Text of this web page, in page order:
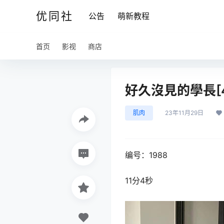
优同社 公告 萌新教程
首页 影视 商店
好久沒見的學
肌肉 23年11月29日
编号：1988
11分4秒